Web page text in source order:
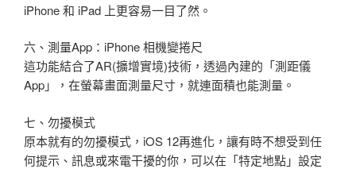
iPhone 和 iPad 上更容易一目了然。
六、測量App：iPhone 相機變捲尺
這功能結合了AR(擴增實境)技術，透過內建的「測距儀
App」，在螢幕畫面測量尺寸，就連面積也能測量。
七、勿擾模式
原本就有的勿擾模式，iOS 12再進化，讓有時不想受到任
何提示、訊息或來電干擾的你，可以在「特定地點」設定